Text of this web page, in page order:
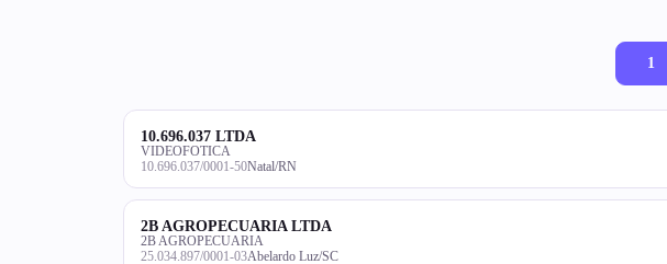
1
10.696.037 LTDA
VIDEOFOTICA
10.696.037/0001-50Natal/RN
2B AGROPECUARIA LTDA
2B AGROPECUARIA
25.034.897/0001-03Abelardo Luz/SC